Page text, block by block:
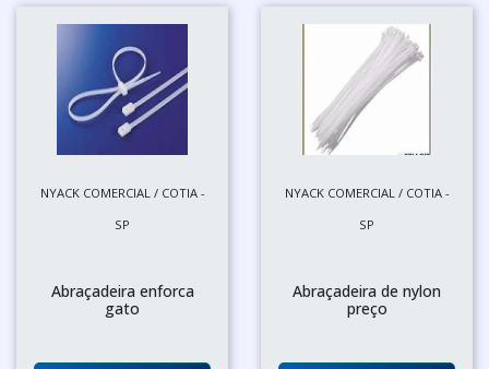
NYACK COMERCIAL / COTIA -
SP
Abraçadeira enforca
gato
NYACK COMERCIAL / COTIA -
SP
Abraçadeira de nylon
preço